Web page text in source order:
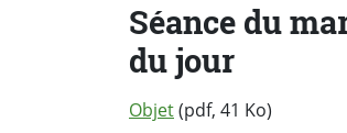
Séance du
du jour
Objet(pdf, 41 Ko)